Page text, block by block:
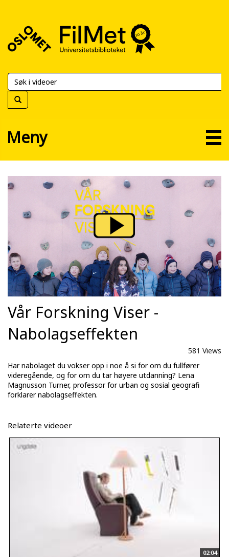
FilMet
Universitetsbiblioteket
Meny
Vår Forskning Viser -
Nabolagseffekten
581 Views
Har nabolaget du vokser opp i noe å si for om du fullfører
videregående, og for om du tar høyere utdanning? Lena
Magnusson Turner, professor for urban og sosial geografi
forklarer nabolagseffekten.
Relaterte videoer
02:04